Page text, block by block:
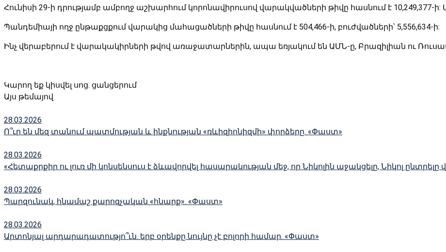
Հունիսի 29-ի դրությամբ ամբողջ աշխարհում կորոնավիրուսով վարակվածների թիվը հասնում է 10,249,377-ի:
Պանդեմիայի ողջ ընթաքցքում վարակից մահացածների թիվը հասնում է 504,466-ի, բուժվածների՝ 5,556,634-ի:
Ինչ վերաբերում է վարակակիրների թվով առաջատարներին, ապա եռյակում են ԱՄՆ-ը, Բրազիլիան ու
Կարող եք կիսվել սոց․ ցանցերում
Այս թեմայով
28.03.2026
Ո՞ւր են մեզ տանում պատմության և ինքնության «ռևիզիոնիզմի» փորձերը. «Փաստ»
28.03.2026
«Հետաքրքիր ու լուռ մի կոնսենսուս է ձևավորվել հասարակության մեջ, որ Նիկոլին աջակցելը, Նիկոլ
28.03.2026
Պարզունակ, հնամաշ քարոզչական «հնարք». «Փաստ»
28.03.2026
Արտոնյալ արդարադատությո՞ւն. երբ օրենքը նույնը չէ բոլորի համար. «Փաստ»